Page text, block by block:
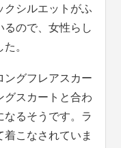
クシルエットがふ
るので、女性らし
。
ングフレアスカー
グスカートと合わ
なるそうです。ラ
こなされていま